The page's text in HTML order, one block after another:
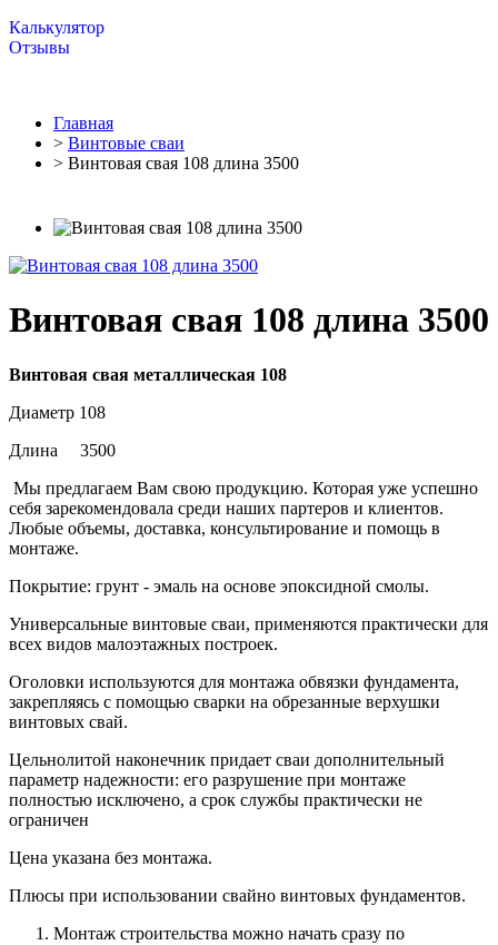
Калькулятор
Отзывы
Главная
> Винтовые сваи
> Винтовая свая 108 длина 3500
Винтовая свая 108 длина 3500
Винтовая свая металлическая 108
Диаметр 108
Длина 3500
Мы предлагаем Вам свою продукцию. Которая уже успешно
себя зарекомендовала среди наших партеров и клиентов.
Любые объемы, доставка, консультирование и помощь в
монтаже.
Покрытие: грунт - эмаль на основе эпоксидной смолы.
Универсальные винтовые сваи, применяются практически для
всех видов малоэтажных построек.
Оголовки используются для монтажа обвязки фундамента,
закрепляясь с помощью сварки на обрезанные верхушки
винтовых свай.
Цельнолитой наконечник придает сваи дополнительный
параметр надежности: его разрушение при монтаже
полностью исключено, а срок службы практически не
ограничен
Цена указана без монтажа.
Плюсы при использовании свайно винтовых фундаментов.
Монтаж строительства можно начать сразу по